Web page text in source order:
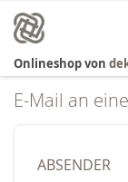
Inhalt
springen
Onlineshop von
E-Mail an
ABSENDER